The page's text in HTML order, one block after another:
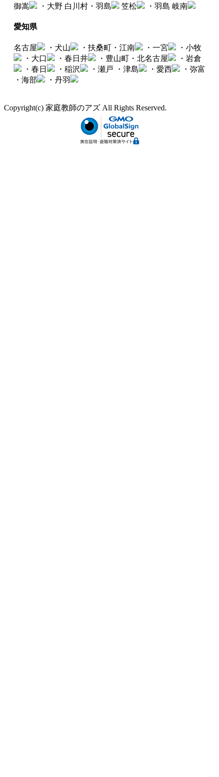
御嵩
・大野 白川村・羽島 笠松 ・羽島 岐南
愛知県
名古屋 ・犬山 ・扶桑町・江南 ・一宮
・小牧
・大口
・春日井 ・豊山町・北名古屋
・岩倉
・春日
・稲沢 ・瀬戸 ・津島 ・愛西
・弥富
・海部
・丹羽
Copyright(c) 家庭教師のアズ All Rights Reserved.